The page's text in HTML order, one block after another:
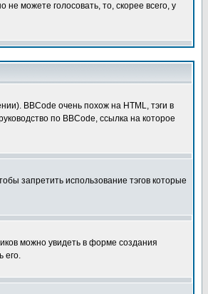
можете голосовать, то, скорее всего, у
BBCode очень похож на HTML, тэги в
по BBCode, ссылка на которое
запретить использование тэгов которые
можно увидеть в форме создания
его.